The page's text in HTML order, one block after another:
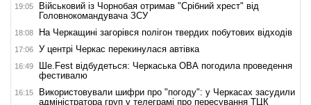
19:05
Військовий із Чорнобая отримав "Срібний хрест" від
Головнокомандувача ЗСУ
18:08 На Черкащині загорівся полігон твердих побутових відходів
17:06 У центрі Черкас перекинулася автівка
16:49
Ше.Fest відбудеться: Черкаська ОВА погодила проведення
фестивалю
16:15
Використовували шифри про "погоду": у Черкасах засудили
адміністратора груп у телеграмі про пересування ТЦК